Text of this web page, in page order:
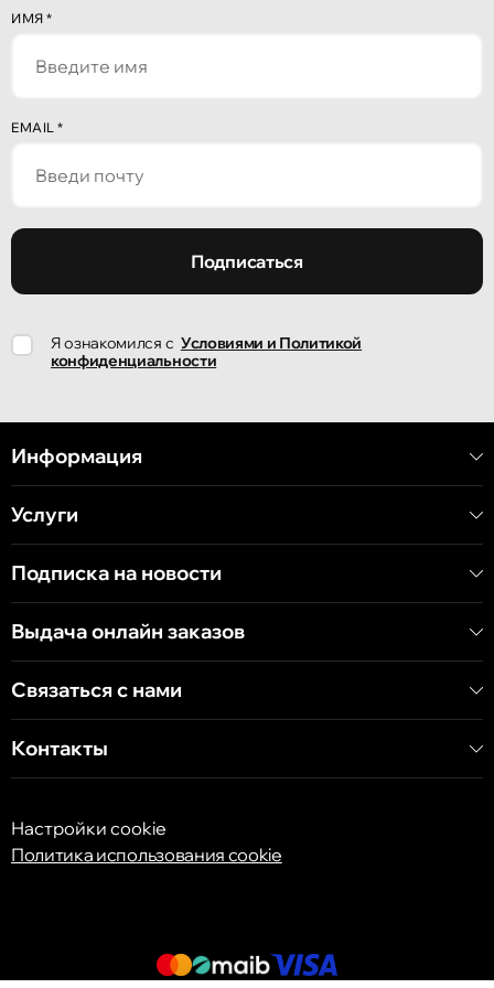
улица Ион Крянгэ, 78
Кишинёв
Хынчештское шоссе, 60/4
бульвар Дечебал, 139
ИМЯ *
EMAIL *
Подписаться
Я ознакомился с Условиями и Политикой
конфиденциальности
Информация
Услуги
Подписка на новости
Выдача онлайн заказов
Связаться с нами
Контакты
Настройки cookie
Политика использования cookie